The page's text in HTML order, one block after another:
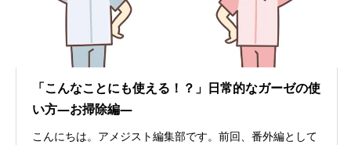
「こんなことにも使える！？」日常的なガーゼの使
い方―お掃除編―
こんにちは。アメジスト編集部です。前回、番外編として